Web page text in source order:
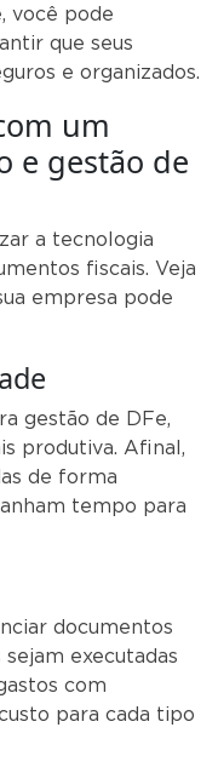
você pode
que seus
e organizados.
um
e gestão de
a tecnologia
fiscais. Veja
empresa pode
gestão de DFe,
produtiva. Afinal,
de forma
tempo para
documentos
executadas
com
para cada tipo